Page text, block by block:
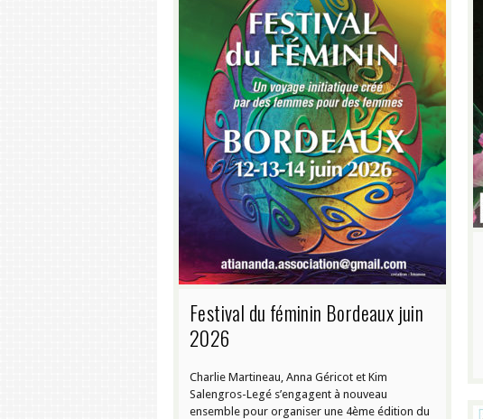
Festival du féminin Bordeaux juin
2026
Charlie Martineau, Anna Géricot et Kim
Salengros-Legé s’engagent à nouveau
ensemble pour organiser une 4ème édition du